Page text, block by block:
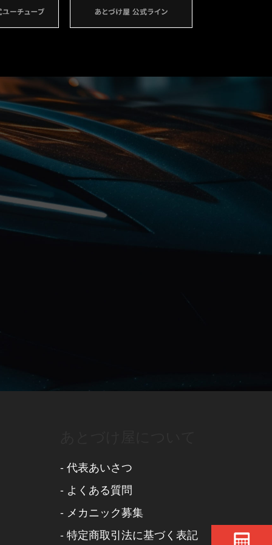
- 代表あいさつ
- よくある質問
- メカニック募集
- 特定商取引法に基づく表記